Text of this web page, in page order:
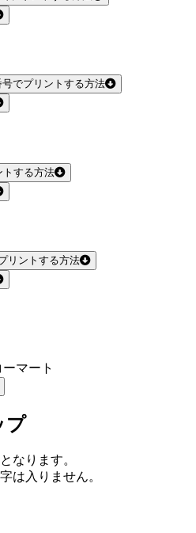
号でプリントする方法
トする方法
リントする方法
プ
なります。
は入りません。